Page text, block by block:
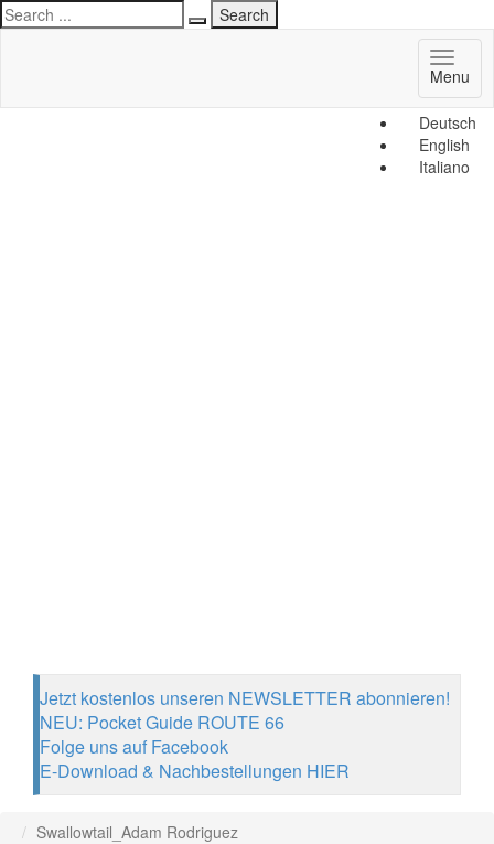
Deutsch
English
Italiano
Menu
Jetzt kostenlos unseren NEWSLETTER abonnieren!
NEU: Pocket Guide ROUTE 66
Folge uns auf Facebook
E-Download & Nachbestellungen HIER
Swallowtail_Adam Rodriguez